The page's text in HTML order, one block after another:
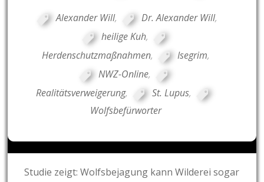
Alexander Will, Dr. Alexander Will,
heilige Kuh,
Herdenschutzmaßnahmen, Isegrim,
NWZ-Online,
Realitätsverweigerung, St. Lupus,
Wolfsbefürworter
Post
Studie zeigt: Wolfsbejagung kann Wilderei sogar